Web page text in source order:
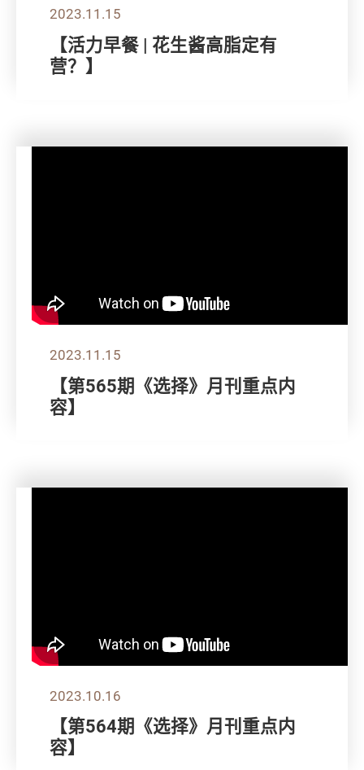
2023.11.15
【活力早餐 | 花生酱高脂定有
营？】
2023.11.15
【第565期《选择》月刊重点内
容】
2023.10.16
【第564期《选择》月刊重点内
容】